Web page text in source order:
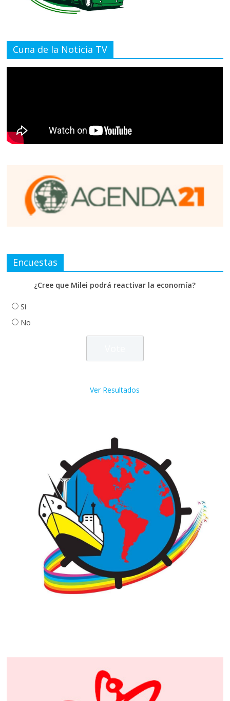
Cuna de la Noticia TV
Encuestas
¿Cree que Milei podrá reactivar la economía?
Si
No
Ver Resultados